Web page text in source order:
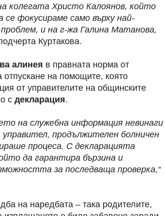
колегата Христо Калоянов, който
се фокусираме само върху най-
и на г-жа Галина Матанова,
Куртакова.
алинея в правната норма от
на помощите, която
от управителите на общинските
с декларация.
на служебна информация невинаги
продължителен болничен
процеса. С декларацията
да гарантира бързина и
за последваща проверка,“
на наредбата – така родителите,